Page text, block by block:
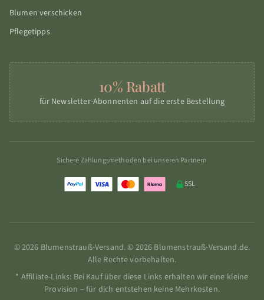
Blumen verschicken
Pflegetipps
10% Rabatt
für Newsletter-Abonnenten auf die erste Bestellung
Sichere Zahlungsmethoden bei unseren Partnern
SSL
© 2026 Blumenstrauß-Versand. © 2026 Blumenstrauß-Versand.de.
Alle Rechte vorbehalten.
* Affiliate-Links: Bei Kauf über diese Links erhalten wir eine kleine
Provision – für dich entstehen keine Mehrkosten.